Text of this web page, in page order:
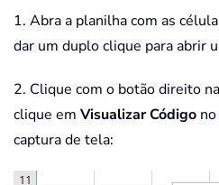
1. Abra a planilha com as
dar um duplo clique para abrir
2. Clique com o botão direito
clique em Visualizar Código
captura de tela: